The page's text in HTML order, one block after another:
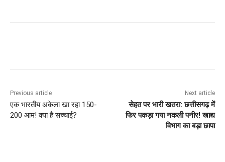
Previous article
एक भारतीय अकेला खा रहा 150-
200 आम! क्या है सच्चाई?
Next article
सेहत पर भारी खतरा: छत्तीसगढ़ में
फिर पकड़ा गया नकली पनीर! खाद्य
विभाग का बड़ा छापा